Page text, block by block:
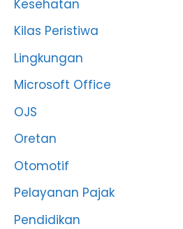
Kesehatan
Kilas Peristiwa
Lingkungan
Microsoft Office
OJS
Oretan
Otomotif
Pelayanan Pajak
Pendidikan